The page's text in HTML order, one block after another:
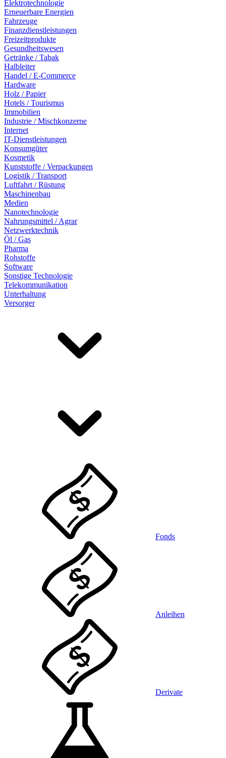
Elektrotechnologie
Erneuerbare Energien
Fahrzeuge
Finanzdienstleistungen
Freizeitprodukte
Gesundheitswesen
Getränke / Tabak
Halbleiter
Handel / E-Commerce
Hardware
Holz / Papier
Hotels / Tourismus
Immobilien
Industrie / Mischkonzerne
Internet
IT-Dienstleistungen
Konsumgüter
Kosmetik
Kunststoffe / Verpackungen
Logistik / Transport
Luftfahrt / Rüstung
Maschinenbau
Medien
Nanotechnologie
Nahrungsmittel / Agrar
Netzwerktechnik
Öl / Gas
Pharma
Rohstoffe
Software
Sonstige Technologie
Telekommunikation
Unterhaltung
Versorger
Fonds
Anleihen
Derivate